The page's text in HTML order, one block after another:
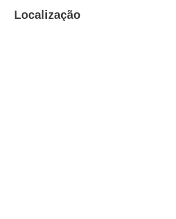
Localização